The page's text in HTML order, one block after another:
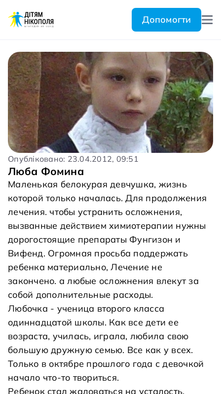
Допомогти
Опубліковано: 23.04.2012, 09:51
Люба Фомина
Маленькая белокурая девчушка, жизнь
которой только началась. Для продолжения
лечения. чтобы устранить осложнения,
вызванные действием химиотерапии нужны
дорогостоящие препараты Фунгизон и
Вифенд. Огромная просьба поддержать
ребенка материально, Лечение не
закончено. а любые осложнения влекут за
собой дополнительные расходы.
Любочка - ученица второго класса
одиннадцатой школы. Как все дети ее
возраста, училась, играла, любила свою
большую дружную семью. Все как у всех.
Только в октябре прошлого года с девочкой
начало что-то твориться.
Ребенок стал жаловаться на усталость,